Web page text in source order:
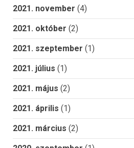
2021. november (4)
2021. október (2)
2021. szeptember (1)
2021. július (1)
2021. május (2)
2021. április (1)
2021. március (2)